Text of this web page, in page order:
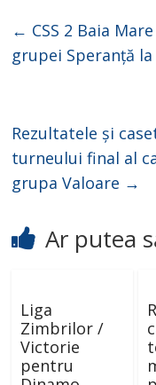
← CSS 2 Baia
grupei Speranță
Rezultatele și
turneului final al
grupa Valoare →
Ar putea
Liga
Zimbrilor /
Victorie
pentru